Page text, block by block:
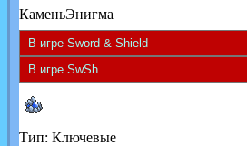
КаменьЭнигма
Тип: Ключевые